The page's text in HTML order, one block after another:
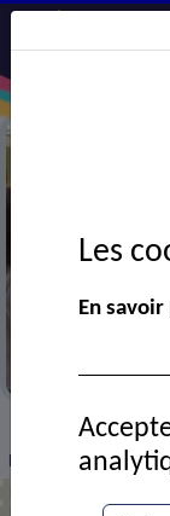
> VIE
Rentrée des
Les
En savoir